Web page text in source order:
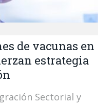
de vacunas en
estrategia
Sectorial y